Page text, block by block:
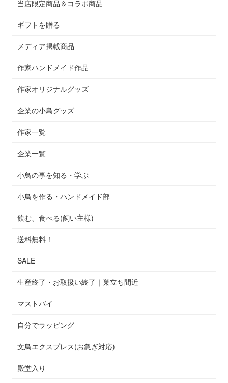
当店限定商品＆コラボ商品
ギフトを贈る
メディア掲載商品
作家ハンドメイド作品
作家オリジナルグッズ
企業の小鳥グッズ
作家一覧
企業一覧
小鳥の事を知る・学ぶ
小鳥を作る・ハンドメイド部
飲む、食べる(飼い主様)
送料無料！
SALE
生産終了・お取扱い終了｜巣立ち間近
マストバイ
自分でラッピング
文鳥エクスプレス(お急ぎ対応)
殿堂入り